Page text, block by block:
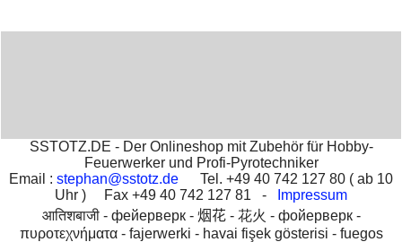
SSTOTZ.DE - Der Onlineshop mit Zubehör für Hobby-
Feuerwerker und Profi-Pyrotechniker
Email : stephan@sstotz.de Tel. +49 40 742 127 80 ( ab 10
Uhr ) Fax +49 40 742 127 81 -
Impressum
आतिशबाजी - фейерверк - 烟花 - 花火 - фойерверк -
πυροτεχνήματα - fajerwerki - havai fişek gösterisi - fuegos